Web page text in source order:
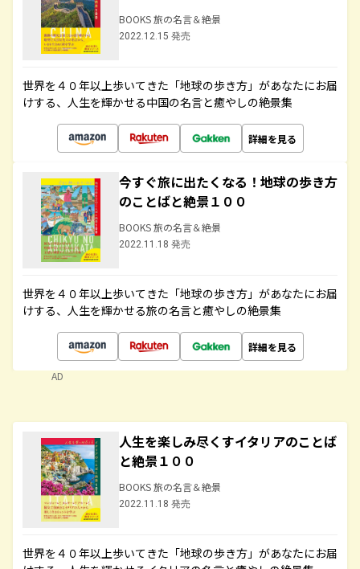
BOOKS 旅の名言＆絶景
2022.12.15 発売
世界を４０年以上歩いてきた「地球の歩き方」があなたにお届
けする、人生を輝かせる中国の名言と癒やしの絶景集
詳細を見る
今すぐ旅に出たくなる！地球の歩き方
のことばと絶景１００
BOOKS 旅の名言＆絶景
2022.11.18 発売
世界を４０年以上歩いてきた「地球の歩き方」があなたにお届
けする、人生を輝かせる旅の名言と癒やしの絶景集
詳細を見る
AD
人生を楽しみ尽くすイタリアのことば
と絶景１００
BOOKS 旅の名言＆絶景
2022.11.18 発売
世界を４０年以上歩いてきた「地球の歩き方」があなたにお届